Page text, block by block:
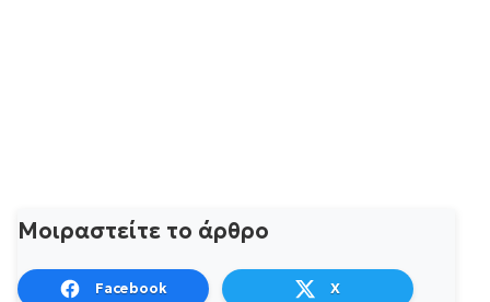
Μοιραστείτε το άρθρο
Facebook X